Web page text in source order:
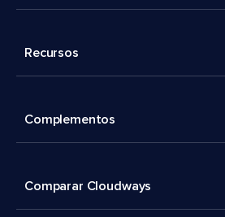
Recursos
Complementos
Comparar Cloudways